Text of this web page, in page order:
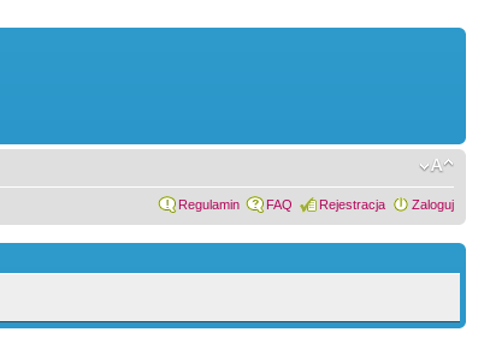
Regulamin FAQ Rejestracja Zaloguj